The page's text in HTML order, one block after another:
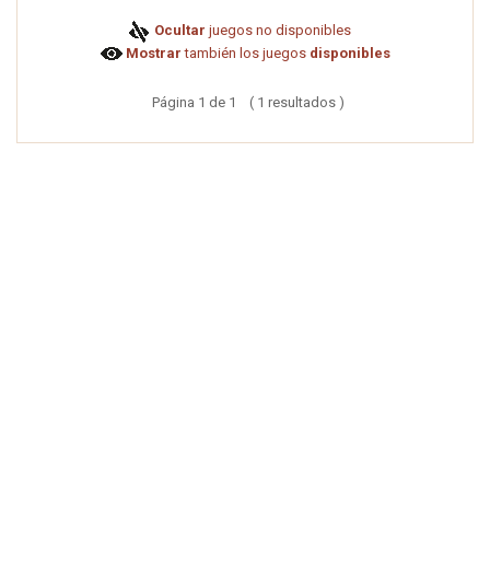
Ocultar juegos no disponibles
Mostrar también los juegos disponibles
Página 1 de 1 ( 1 resultados )